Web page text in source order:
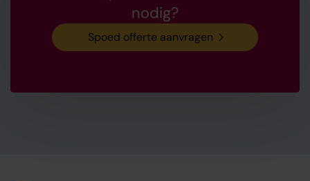
nodig?
Spoed offerte aanvragen